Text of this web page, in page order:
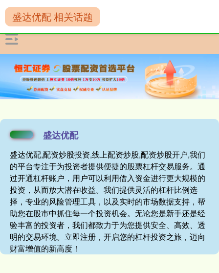
盛达优配
盛达优配,配资炒股投资,线上配资炒股,配资炒股开户,我们
的平台专注于为投资者提供便捷的股票杠杆交易服务。通
过开通杠杆账户，用户可以利用借入资金进行更大规模的
投资，从而放大潜在收益。我们提供灵活的杠杆比例选
择，专业的风险管理工具，以及实时的市场数据支持，帮
助您在股市中抓住每一个投资机会。无论您是新手还是经
验丰富的投资者，我们都致力于为您提供安全、高效、透
明的交易环境。立即注册，开启您的杠杆投资之旅，迈向
财富增值的新高度！
盛达优配 相关话题